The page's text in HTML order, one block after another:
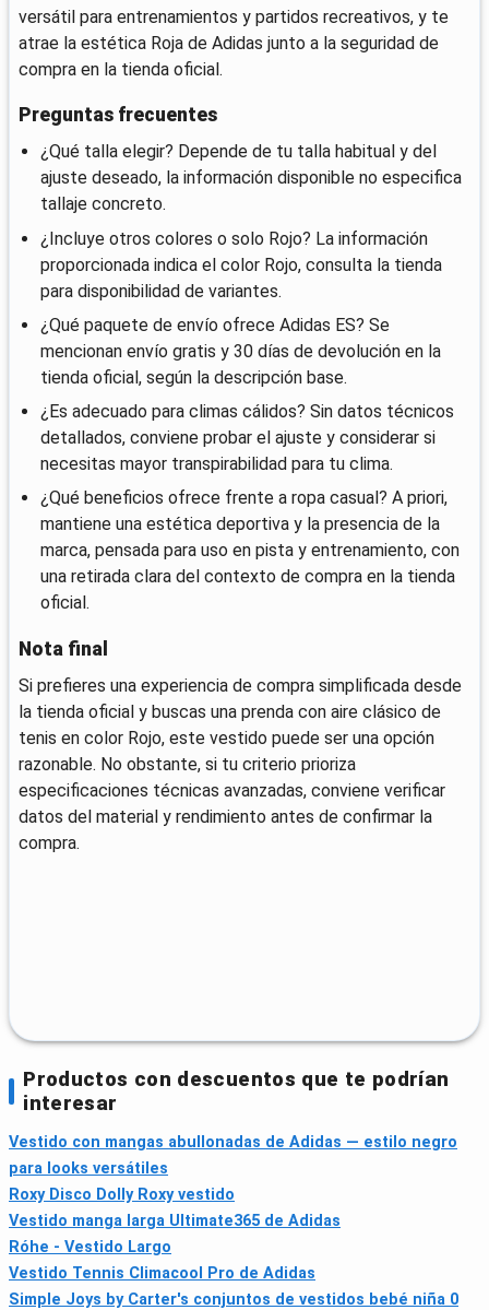
versátil para entrenamientos y partidos recreativos, y te
atrae la estética Roja de Adidas junto a la seguridad de
compra en la tienda oficial.
Preguntas frecuentes
¿Qué talla elegir? Depende de tu talla habitual y del
ajuste deseado, la información disponible no especifica
tallaje concreto.
¿Incluye otros colores o solo Rojo? La información
proporcionada indica el color Rojo, consulta la tienda
para disponibilidad de variantes.
¿Qué paquete de envío ofrece Adidas ES? Se
mencionan envío gratis y 30 días de devolución en la
tienda oficial, según la descripción base.
¿Es adecuado para climas cálidos? Sin datos técnicos
detallados, conviene probar el ajuste y considerar si
necesitas mayor transpirabilidad para tu clima.
¿Qué beneficios ofrece frente a ropa casual? A priori,
mantiene una estética deportiva y la presencia de la
marca, pensada para uso en pista y entrenamiento, con
una retirada clara del contexto de compra en la tienda
oficial.
Nota final
Si prefieres una experiencia de compra simplificada desde
la tienda oficial y buscas una prenda con aire clásico de
tenis en color Rojo, este vestido puede ser una opción
razonable. No obstante, si tu criterio prioriza
especificaciones técnicas avanzadas, conviene verificar
datos del material y rendimiento antes de confirmar la
compra.
Productos con descuentos que te podrían
interesar
Vestido con mangas abullonadas de Adidas — estilo negro
para looks versátiles
Roxy Disco Dolly Roxy vestido
Vestido manga larga Ultimate365 de Adidas
Róhe - Vestido Largo
Vestido Tennis Climacool Pro de Adidas
Simple Joys by Carter's conjuntos de vestidos bebé niña 0